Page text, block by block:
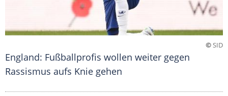
©SID
England: Fußballprofis wollen weiter gegen
Rassismus aufs Knie gehen